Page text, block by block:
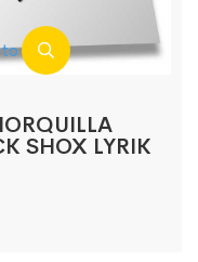
SHOX LYRIK